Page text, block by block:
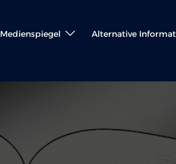
Medienspiegel Alternative